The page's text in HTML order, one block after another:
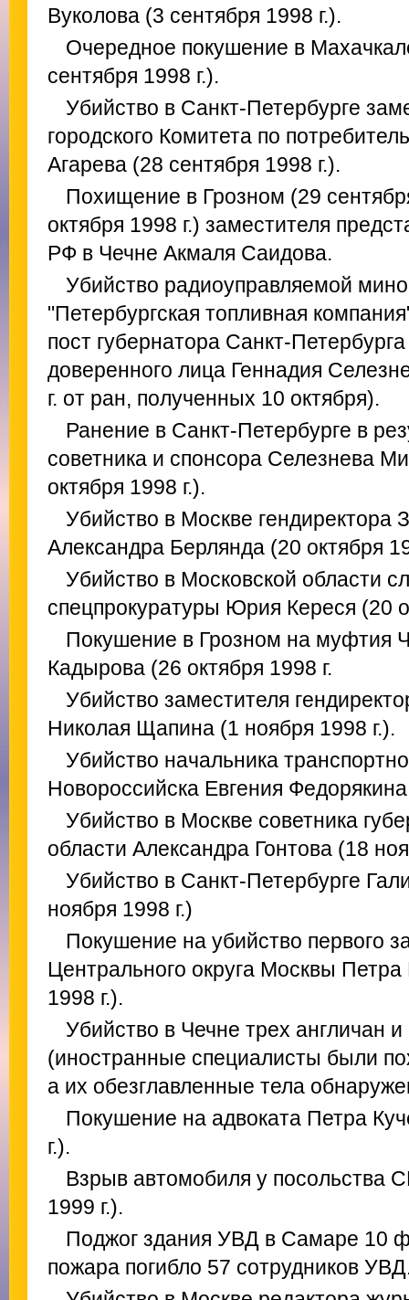
Вуколова (3 сентября 1998 г.).
Очередное покушение в
сентября 1998 г.).
Убийство в Санкт-Петербурге
городского Комитета по
Агарева (28 сентября 1998 г.).
Похищение в Грозном (29
октября 1998 г.) заместителя
РФ в Чечне Акмаля Саидова.
Убийство радиоуправляемой
"Петербургская топливная
пост губернатора Санкт-
доверенного лица Геннадия
г. от ран, полученных 10 октября).
Ранение в Санкт-Петербурге в
советника и спонсора Селезнева
октября 1998 г.).
Убийство в Москве
Александра Берлянда (20 октября
Убийство в Московской области
спецпрокуратуры Юрия Кереся (20
Покушение в Грозном на муфтия
Кадырова (26 октября 1998 г.
Убийство заместителя
Николая Щапина (1 ноября 1998 г.).
Убийство начальника
Новороссийска Евгения
Убийство в Москве советника
области Александра Гонтова (18
Убийство в Санкт-Петербурге
ноября 1998 г.)
Покушение на убийство первого
Центрального округа Москвы
1998 г.).
Убийство в Чечне трех англичан
(иностранные специалисты были
а их обезглавленные тела
Покушение на адвоката Петра
г.).
Взрыв автомобиля у посольства
1999 г.).
Поджог здания УВД в Самаре 10
пожара погибло 57 сотрудников